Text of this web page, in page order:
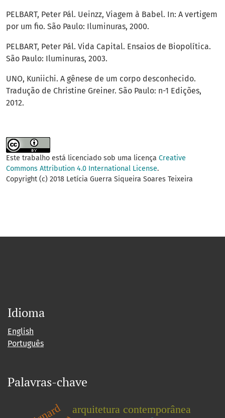
PELBART, Peter Pál. Ueinzz, Viagem à Babel. In: A vertigem
por um fio. São Paulo: Iluminuras, 2000.
PELBART, Peter Pál. Vida Capital. Ensaios de Biopolítica.
São Paulo: Iluminuras, 2003.
UNO, Kuniichi. A gênese de um corpo desconhecido.
Tradução de Christine Greiner. São Paulo: n-1 Edições,
2012.
Este trabalho está licenciado sob uma licença Creative
Commons Attribution 4.0 International License.
Copyright (c) 2018 Letícia Guerra Siqueira Soares Teixeira
Idioma
English
Português
Palavras-chave
arquitetura contemporânea